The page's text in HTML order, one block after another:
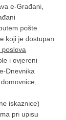
e-Građani,
pošte
koji je dostupan
i ovjereni
Dnevnika
iskaznice)
pri upisu